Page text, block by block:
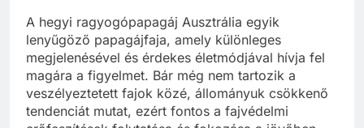
A hegyi ragyogópapagáj Ausztrália egyik
lenyűgöző papagájfaja, amely különleges
megjelenésével és érdekes életmódjával hívja fel
magára a figyelmet. Bár még nem tartozik a
veszélyeztetett fajok közé, állományuk csökkenő
tendenciát mutat, ezért fontos a fajvédelmi